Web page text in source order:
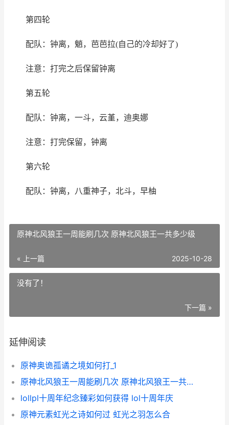
第四轮
配队：钟离，魈，芭芭拉(自己的冷却好了)
注意：打完之后保留钟离
第五轮
配队：钟离，一斗，云堇，迪奥娜
注意：打完保留，钟离
第六轮
配队：钟离，八重神子，北斗，早柚
原神北风狼王一周能刷几次 原神北风狼王一共多少级
« 上一篇 2025-10-28
没有了！
下一篇 »
延伸阅读
原神奥诡孤谲之境如何打_1
原神北风狼王一周能刷几次 原神北风狼王一共多少级
lollpl十周年纪念臻彩如何获得 lol十周年庆
原神元素虹光之诗如何过 虹光之羽怎么合